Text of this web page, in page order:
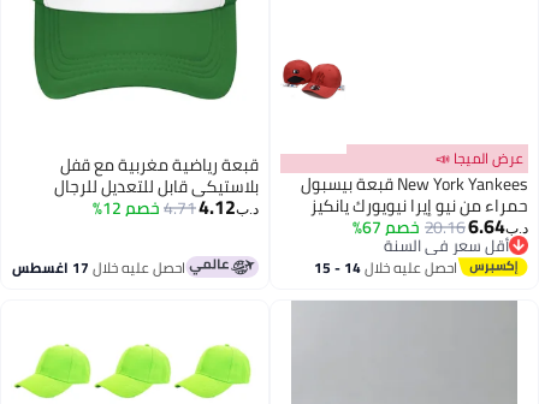
4
عرض الميجا 📣
New York Yankees قبعة بيسبول
حمراء من نيو إيرا نيويورك يانكيز
بشعار NY ثلاثي الأبعاد وشارة MLB
د.ب‏6.64
20.16خصم 67%
أقل سعر في السنة
أقل سعر في السنة
احصل عليه خلال 14 - 15
قبعة رياضية مغربية مع قفل
بلاستيكي قابل للتعديل للرجال
والنساء
د.ب‏4.12
4.71خصم 12%
احصل عليه خلال17 اغسطس